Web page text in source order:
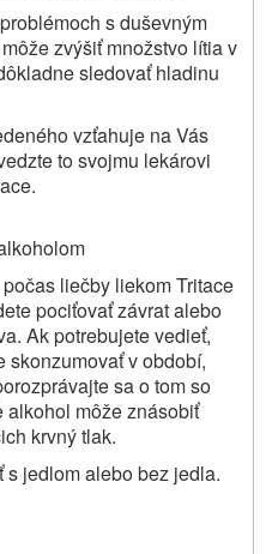
s duševným
zvýšiť množstvo lítia v
sledovať hladinu
vzťahuje na Vás
to svojmu lekárovi
liečby liekomTritace
pociťovať závrat alebo
Ak potrebujete vedieť,
skonzumovať v období,
sa o tom so
alkohol môže znásobiť
krvný tlak.
s jedlom alebo bez jedla.